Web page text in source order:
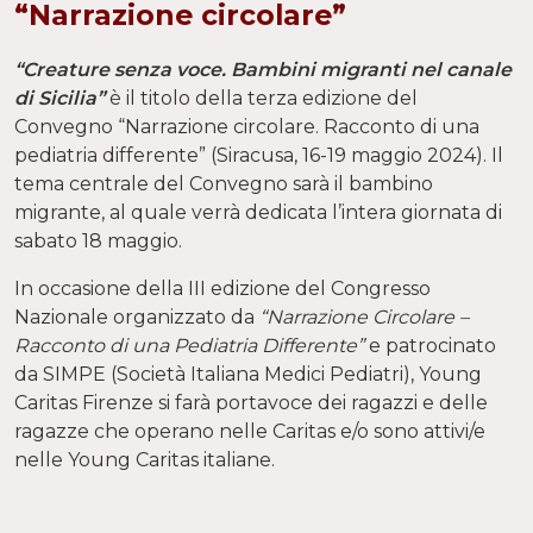
“Narrazione circolare”
“Creature senza voce. Bambini migranti nel canale
di Sicilia”è il titolo della terza edizione del
Convegno “Narrazione circolare. Racconto di una
pediatria differente” (Siracusa, 16-19 maggio 2024). Il
tema centrale del Convegno sarà il bambino
migrante, al quale verrà dedicata l’intera giornata di
sabato 18 maggio.
In occasione della III edizione del Congresso
Nazionale organizzato da “Narrazione Circolare –
Racconto di una Pediatria Differente”e patrocinato
da SIMPE (Società Italiana Medici Pediatri), Young
Caritas Firenze si farà portavoce dei ragazzi e delle
ragazze che operano nelle Caritas e/o sono attivi/e
nelle Young Caritas italiane.